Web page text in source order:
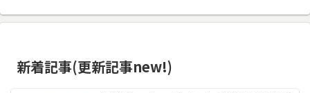
新着記事(更新記事new!)